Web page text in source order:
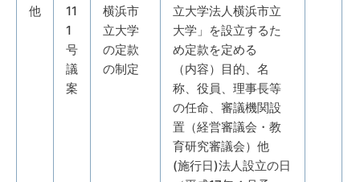
他
11
1
号
議
案
横浜市
立大学
の定款
の制定
立大学法人横浜市立
大学」を設立するた
め定款を定める
（内容）目的、名
称、役員、理事長等
の任命、審議機関設
置（経営審議会・教
育研究審議会）他
(施行日)法人設立の日